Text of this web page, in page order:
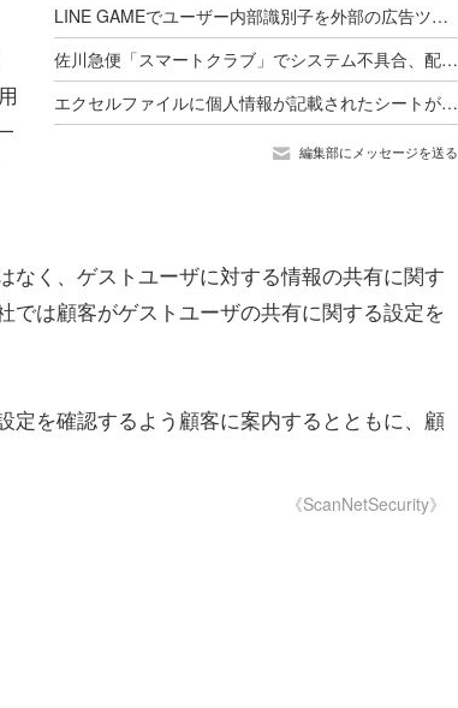
LINE GAMEでユーザー内部識別子を外部の広告ツールに送信、総務省から行政指導
佐川急便「スマートクラブ」でシステム不具合、配達予定通知メールの一部で本来と異なる顧客情報を表示
エクセルファイルに個人情報が記載されたシートがあることに気づかず公開
編集部にメッセージを送る
く、ゲストユーザに対する情報の共有に関す
では顧客がゲストユーザの共有に関する設定を
定を確認するよう顧客に案内するとともに、顧
《ScanNetSecurity》